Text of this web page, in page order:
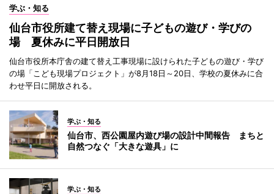
学ぶ・知る
仙台市役所建て替え現場に子どもの遊び・学びの
場 夏休みに平日開放日
仙台市役所本庁舎の建て替え工事現場に設けられた子どもの遊び・学び
の場「こども現場プロジェクト」が8月18日～20日、学校の夏休みに合
わせ平日に開放される。
学ぶ・知る
仙台市、西公園屋内遊び場の設計中間報告 まちと
自然つなぐ「大きな遊具」に
学ぶ・知る